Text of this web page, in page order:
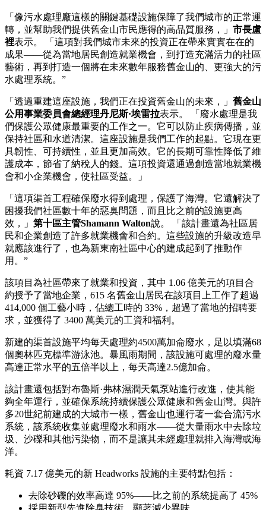
「像污水處理廠這樣的關鍵基礎設施保障了我們城市的正常運
轉，並幫助我們提供舊金山市民應得的高品質服務，」 市長盧
裡表示。 「這項對我們城市未來的投資正在帶來實實在在的
成果——從為當地居民創造就業機會，到打造充滿活力的社區
藝術，再到打造一個將在未來數年服務舊金山的、更強大的污
水處理系統。”
「透過重建這座設施，我們正在投資舊金山的未來，」 舊金山
公用事業委員會總經理丹尼斯·埃雷拉表示。 「廢水處理是我
們保護公眾健康最重要的工作之一。它可以防止疾病傳播，並
保持社區和水道清潔。這座設施是我們工作的起點。它現在更
具韌性、可持續性，並且更加高效。它的長期可靠性降低了維
護成本，節省了納稅人的錢。這項投資還通過創造當地就業機
會和小企業機會，使社區受益。」
「這項渠首工程確保廢水得到處理，保護了海灣。它還解決了
困擾我們社區數十年的惡臭問題，而且比之前的設施更高
效，」 第十區主管Shamann Walton說。 「該計畫還為社區居
民和企業創造了許多就業機會和合約。這些設施的升級改造早
就應該進行了，也為新東南社區中心的建成起到了推動作
用。”
該項目為社區帶來了就業和投資，其中 1.06 億美元的項目合
約授予了當地企業，615 名舊金山居民在該項目上工作了超過
414,000 個工藝小時，佔總工時的 33%，超過了當地的招聘要
求，並獲得了 3400 萬美元的工資和福利。
新建的渠首設施平均每天處理約4500萬加侖廢水，足以填滿68
個奧林匹克標準游泳池。暴風雨期間，該設施可處理的廢水量
高達正常水平的五倍半以上，每天高達2.5億加侖。
該計畫還包括對布魯斯·弗林濕潤天氣泵站進行改進，使其能
夠全年運行，並確保系統持續保護公眾健康和舊金山灣。與許
多20世紀前建成的大城市一樣，舊金山也運行著一套合流污水
系統，該系統收集並處理廢水和雨水——從大量雨水中去除垃
圾、沙礫和其他污染物，而不是讓其未經處理就排入海灣或海
洋。
耗資 7.17 億美元的新 Headworks 設施的主要特點包括：
去除砂礫的效率高達 95%——比之前的系統提高了 45%
採用新型先進除臭技術，顯著減少異味